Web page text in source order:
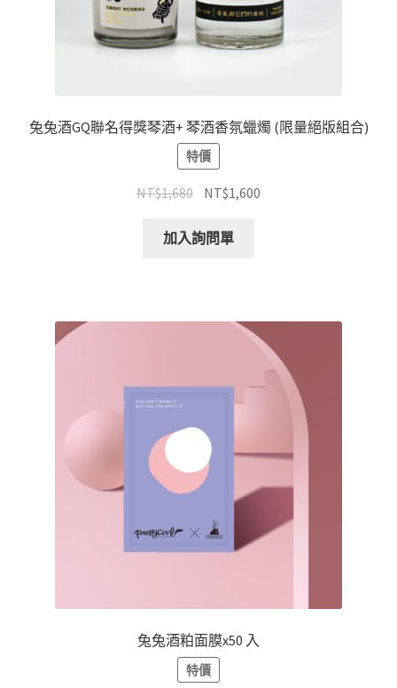
兔兔酒GQ聯名得獎琴酒+ 琴酒香氛蠟燭 (限量絕版組合)
特價
NT$1,680 NT$1,600
加入詢問單
兔兔酒粕面膜x50 入
特價